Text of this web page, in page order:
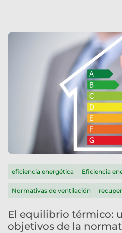
eficiencia energética Eficiencia
Normativas de ventilación
El equilibrio térmico:
objetivos de la